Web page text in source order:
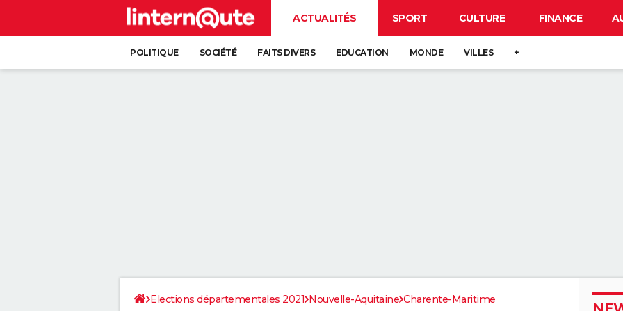
ACTUALITÉS SPORT CULTURE FINANCE
POLITIQUE SOCIÉTÉ FAITS DIVERS EDUCATION MONDE VILLES +
Elections départementales 2021 Nouvelle-Aquitaine Charente-Maritime